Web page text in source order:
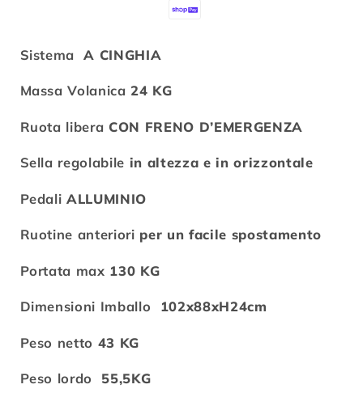
Sistema A CINGHIA
Massa Volanica 24 KG
Ruota libera CON FRENO D’EMERGENZA
Sella regolabile in altezza e in orizzontale
Pedali ALLUMINIO
Ruotine anteriori per un facile spostamento
Portata max 130 KG
Dimensioni Imballo 102x88xH24cm
Peso netto 43 KG
Peso lordo 55,5KG